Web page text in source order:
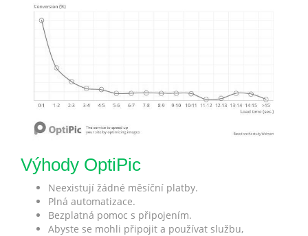
Výhody OptiPic
Neexistují žádné měsíční platby.
Plná automatizace.
Bezplatná pomoc s připojením.
Abyste se mohli připojit a používat službu,